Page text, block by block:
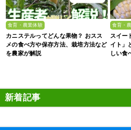
食育・農業体験
カニステルってどんな果物？ おスス
メの食べ方や保存方法、栽培方法など
を農家が解説
食育・
スイー
イト」
しい食
新着記事